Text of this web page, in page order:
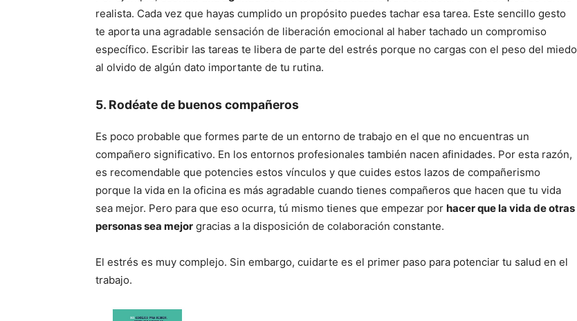
realista. Cada vez que hayas cumplido un propósito puedes tachar esa tarea. Este sencillo gesto
te aporta una agradable sensación de liberación emocional al haber tachado un compromiso
específico. Escribir las tareas te libera de parte del estrés porque no cargas con el peso del miedo
al olvido de algún dato importante de tu rutina.
5. Rodéate de buenos compañeros
Es poco probable que formes parte de un entorno de trabajo en el que no encuentras un
compañero significativo. En los entornos profesionales también nacen afinidades. Por esta razón,
es recomendable que potencies estos vínculos y que cuides estos lazos de compañerismo
porque la vida en la oficina es más agradable cuando tienes compañeros que hacen que tu vida
sea mejor. Pero para que eso ocurra, tú mismo tienes que empezar por hacer que la vida de otras
personas sea mejor gracias a la disposición de colaboración constante.
El estrés es muy complejo. Sin embargo, cuidarte es el primer paso para potenciar tu salud en el
trabajo.